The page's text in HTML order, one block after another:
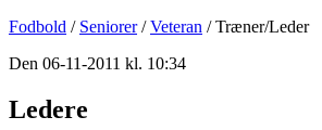
Fodbold / Seniorer/Veteran / Træner/Leder
Den 06-11-2011 kl. 10:34
Ledere